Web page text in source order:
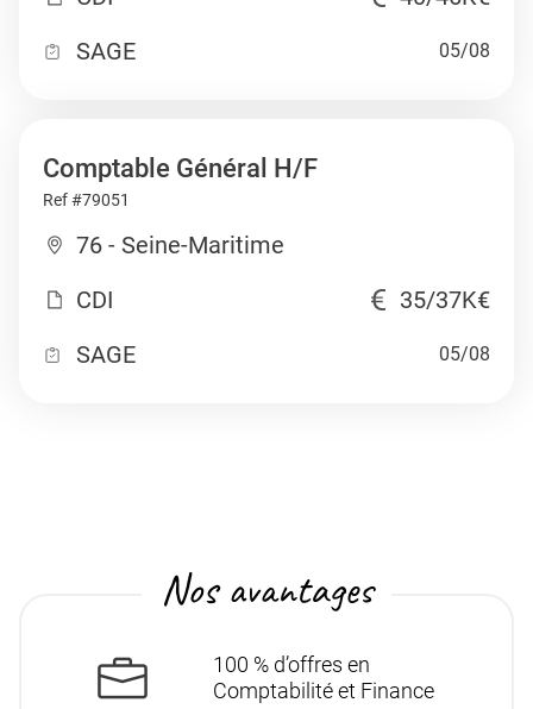
SAGE
05/08
Comptable Général H/F
Ref #79051
76 - Seine-Maritime
CDI
35/37K€
SAGE
05/08
Nos avantages
100 % d’offres en
Comptabilité et Finance